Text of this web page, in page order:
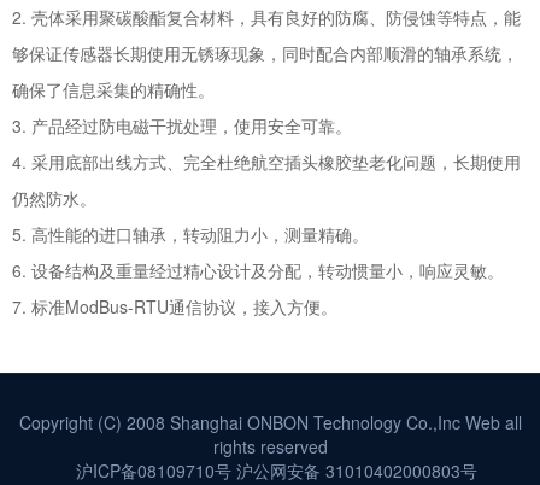
2. 壳体采用聚碳酸酯复合材料，具有良好的防腐、防侵蚀等特点，能
够保证传感器长期使用无锈琢现象，同时配合内部顺滑的轴承系统，
确保了信息采集的精确性。
3. 产品经过防电磁干扰处理，使用安全可靠。
4. 采用底部出线方式、完全杜绝航空插头橡胶垫老化问题，长期使用
仍然防水。
5. 高性能的进口轴承，转动阻力小，测量精确。
6. 设备结构及重量经过精心设计及分配，转动惯量小，响应灵敏。
7. 标准ModBus-RTU通信协议，接入方便。
Copyright (C) 2008 Shanghai ONBON Technology Co.,Inc Web all
rights reserved
沪ICP备08109710号沪公网安备 31010402000803号